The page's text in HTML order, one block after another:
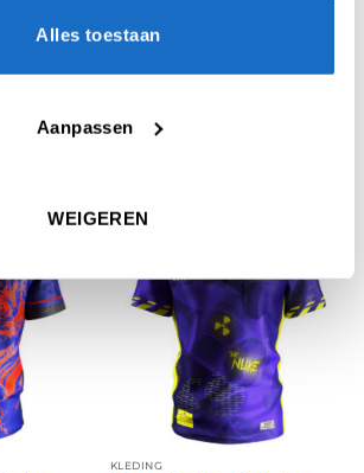
Alles toestaan
Aanpassen
WEIGEREN
Target Coolplay Dimitri van
den Bergh Shirt 2025
KLEDING